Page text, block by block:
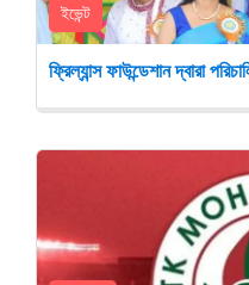
ইভেন্ট
ফ্রিল্যান্স ফাউন্ডেশান দ্বারা